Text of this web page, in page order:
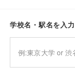
学校名・駅名を入